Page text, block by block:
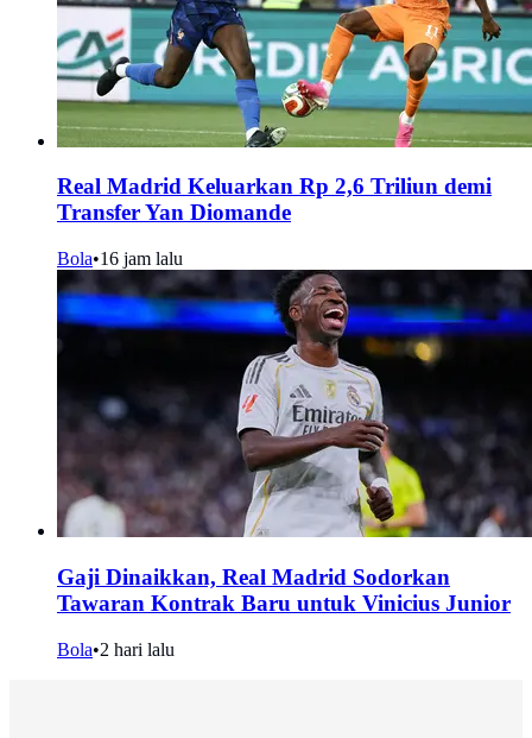
Real Madrid Keluarkan Rp 2,6 Triliun demi
Transfer Yan Diomande
Bola•16 jam lalu
Gaji Dinaikkan, Real Madrid Sodorkan
Tawaran Kontrak Baru untuk Vinicius Junior
Bola•2 hari lalu